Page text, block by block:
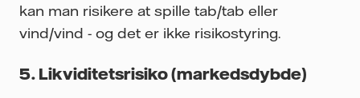
kan man risikere at spille tab/tab eller
vind/vind - og det er ikke risikostyring.
5. Likviditetsrisiko (markedsdybde)